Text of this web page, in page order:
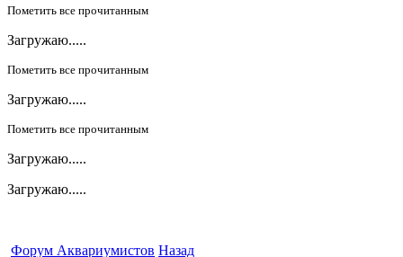
Пометить все прочитанным
Загружаю.....
Пометить все прочитанным
Загружаю.....
Пометить все прочитанным
Загружаю.....
Загружаю.....
Форум Аквариумистов Назад